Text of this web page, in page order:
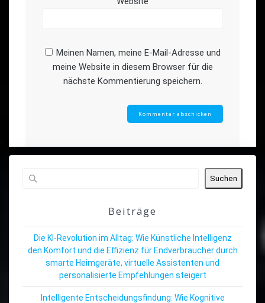
Meinen Namen, meine E-Mail-Adresse und
meine Website in diesem Browser für die
nächste Kommentierung speichern.
Suchen
Beiträge
Die KI-Revolution im Alltag: Wie Künstliche Intelligenz
den Komfort und die Effizienz für Endverbraucher durch
smarte Heimgeräte, virtuelle Assistenten und
personalisierte Empfehlungen steigert
Intelligente Entscheidungsfindung: Wie Kognitive